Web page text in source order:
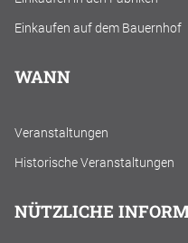
Einkaufen auf dem Bauernhof
WANN
Veranstaltungen
Historische Veranstaltungen
NÜTZLICHE